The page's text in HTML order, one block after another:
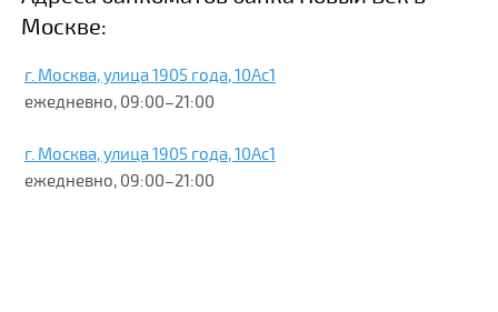
Москве:
г. Москва, улица 1905 года, 10Ас1
ежедневно, 09:00–21:00
г. Москва, улица 1905 года, 10Ас1
ежедневно, 09:00–21:00